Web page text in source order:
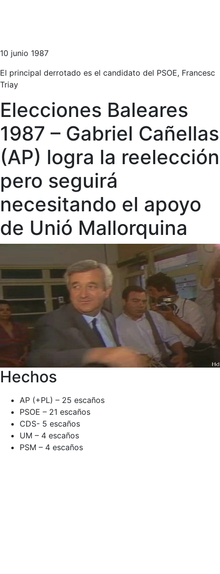
10 junio 1987
El principal derrotado es el candidato del PSOE, Francesc
Triay
Elecciones Baleares
1987 – Gabriel Cañellas
(AP) logra la reelección
pero seguirá
necesitando el apoyo
de Unió Mallorquina
Hechos
AP (+PL) – 25 escaños
PSOE – 21 escaños
CDS- 5 escaños
UM – 4 escaños
PSM – 4 escaños